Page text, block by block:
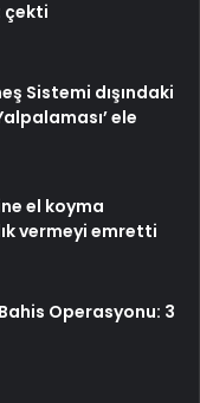
çekti
Sistemi dışındaki
ele
el koyma
vermeyi emretti
Bahis Operasyonu: 3